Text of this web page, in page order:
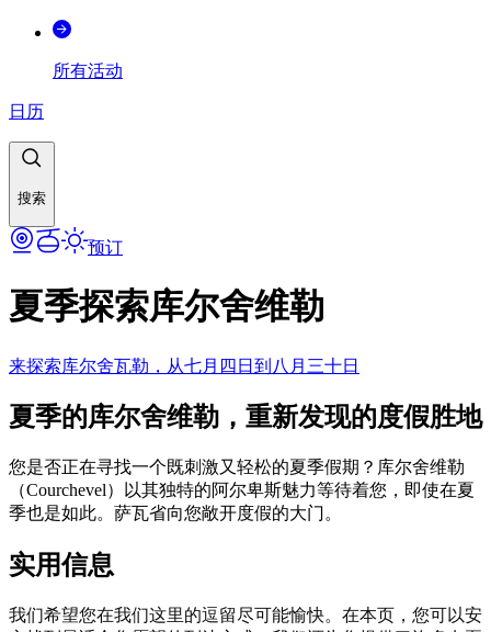
所有活动
日历
搜索
预订
夏季探索库尔舍维勒
来探索库尔舍瓦勒，从七月四日到八月三十日
夏季的库尔舍维勒，重新发现的度假胜地
您是否正在寻找一个既刺激又轻松的夏季假期？库尔舍维勒
（Courchevel）以其独特的阿尔卑斯魅力等待着您，即使在夏
季也是如此。萨瓦省向您敞开度假的大门。
实用信息
我们希望您在我们这里的逗留尽可能愉快。在本页，您可以安